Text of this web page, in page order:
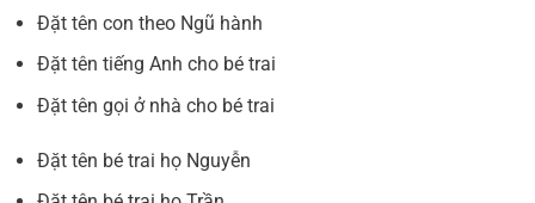
Đặt tên con theo Ngũ hành
Đặt tên tiếng Anh cho bé trai
Đặt tên gọi ở nhà cho bé trai
Đặt tên bé trai họ Nguyễn